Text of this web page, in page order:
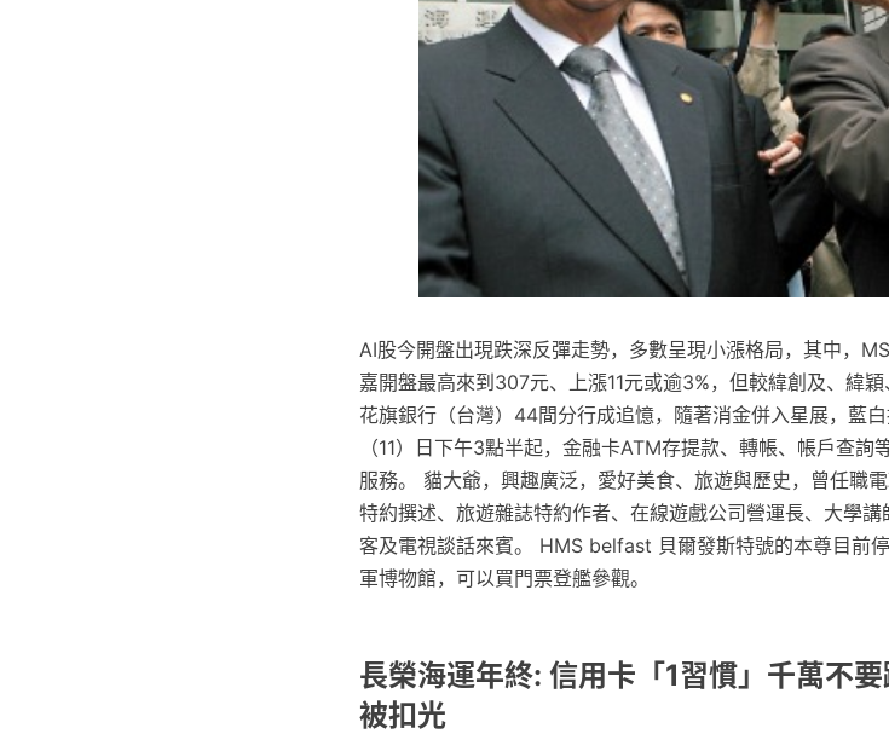
AI股今開盤出現跌深反彈走勢，多數呈現小漲格局，其中，
嘉開盤最高來到307元、上漲11元或逾3%，但較緯創及、緯
花旗銀行（台灣）44間分行成追憶，隨著消金併入星展，藍
（11）日下午3點半起，金融卡ATM存提款、轉帳、帳戶查
服務。 貓大爺，興趣廣泛，愛好美食、旅遊與歷史，曾任職
特約撰述、旅遊雜誌特約作者、在線遊戲公司營運長、大學
客及電視談話來賓。 HMS belfast 貝爾發斯特號的本尊目前
軍博物館，可以買門票登艦參觀。
長榮海運年終: 信用卡「1習慣」千萬不
被扣光